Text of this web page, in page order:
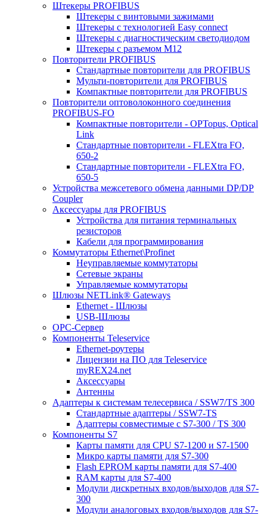
Штекеры PROFIBUS
Штекеры с винтовыми зажимами
Штекеры с технологией Easy connect
Штекеры с диагностическим светодиодом
Штекеры с разъемом М12
Повторители PROFIBUS
Стандартные повторители для PROFIBUS
Мульти-повторители для PROFIBUS
Компактные повторители для PROFIBUS
Повторители оптоволоконного соединения
PROFIBUS-FO
Компактные повторители - OPTopus, Optical
Link
Стандартные повторители - FLEXtra FO,
650-2
Стандартные повторители - FLEXtra FO,
650-5
Устройства межсетевого обмена данными DP/DP
Coupler
Аксессуары для PROFIBUS
Устройства для питания терминальных
резисторов
Кабели для программирования
Коммутаторы Ethernet\Profinet
Неуправляемые коммутаторы
Сетевые экраны
Управляемые коммутаторы
Шлюзы NETLink® Gateways
Ethernet - Шлюзы
USB-Шлюзы
ОРС-Сервер
Компоненты Teleservice
Ethernet-роутеры
Лицензии на ПО для Teleservice
myREX24.net
Аксессуары
Антенны
Адаптеры к системам телесервиса / SSW7/TS 300
Стандартные адаптеры / SSW7-TS
Адаптеры совместимые с S7-300 / TS 300
Компоненты S7
Карты памяти для CPU S7-1200 и S7-1500
Микро карты памяти для S7-300
Flash EPROM карты памяти для S7-400
RAM карты для S7-400
Модули дискретных входов/выходов для S7-
300
Модули аналоговых входов/выходов для S7-